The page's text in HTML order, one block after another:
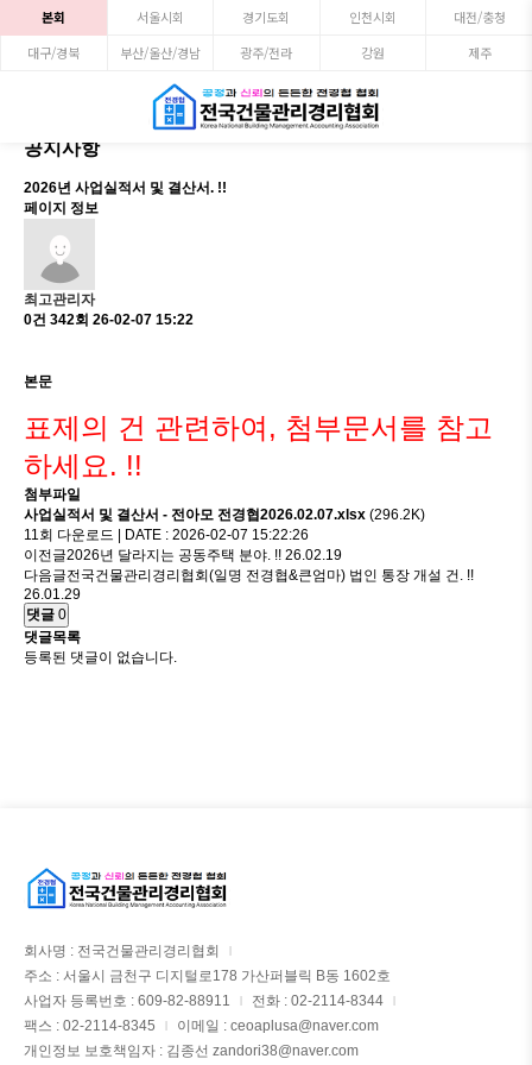
본회 서울시회 경기도회 인천시회
대전/충청
대구/경북
부산/울산/경남 광주/전라 강원 제주
공지사항
2026년 사업실적서 및 결산서. !!
페이지 정보
최고관리자
0건 342회 26-02-07 15:22
본문
표제의 건 관련하여, 첨부문서를 참고
하세요. !!
첨부파일
사업실적서 및 결산서 - 전아모 전경협2026.02.07.xlsx (296.2K)
11회 다운로드 | DATE : 2026-02-07 15:22:26
이전글2026년 달라지는 공동주택 분야. !! 26.02.19
다음글전국건물관리경리협회(일명 전경협&큰엄마) 법인 통장 개설 건. !!
26.01.29
댓글 0
댓글목록
등록된 댓글이 없습니다.
회사명 : 전국건물관리경리협회
주소 : 서울시 금천구 디지털로178 가산퍼블릭 B동 1602호
사업자 등록번호 : 609-82-88911
전화 : 02-2114-8344
팩스 : 02-2114-8345
이메일 : ceoaplusa@naver.com
개인정보 보호책임자 : 김종선 zandori38@naver.com